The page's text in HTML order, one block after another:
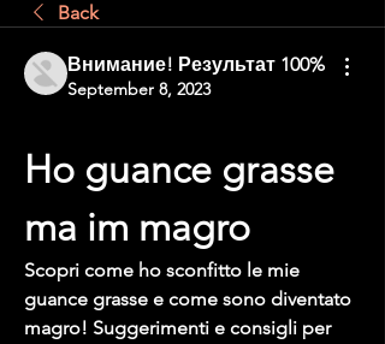
Back
Внимание! Результат 100%
September 8, 2023
Ho guance grasse
ma im magro
Scopri come ho sconfitto le mie
guance grasse e come sono diventato
magro! Suggerimenti e consigli per